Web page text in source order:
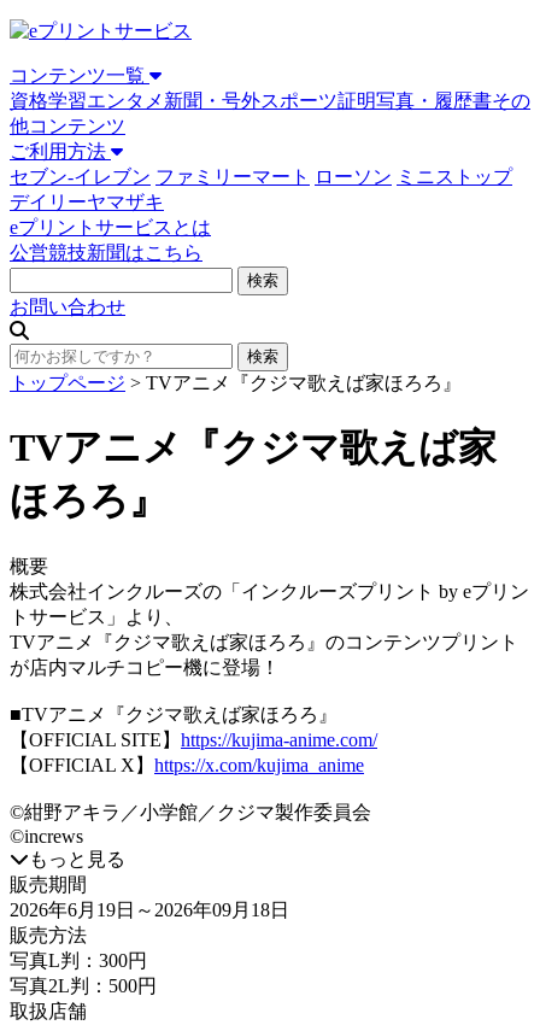
コンテンツ一覧
資格学習エンタメ 新聞・号外スポーツ証明写真・履歴書その
他コンテンツ
ご利用方法
セブン-イレブン ファミリーマート ローソン ミニストップ
デイリーヤマザキ
eプリントサービスとは
公営競技新聞はこちら
お問い合わせ
トップページ > TVアニメ『クジマ歌えば家ほろろ』
TVアニメ『クジマ歌えば家
ほろろ』
概要
株式会社インクルーズの「インクルーズプリント by eプリン
トサービス」より、
TVアニメ『クジマ歌えば家ほろろ』のコンテンツプリント
が店内マルチコピー機に登場！
■TVアニメ『クジマ歌えば家ほろろ』
【OFFICIAL SITE】 https://kujima-anime.com/
【OFFICIAL X】 https://x.com/kujima_anime
©紺野アキラ／小学館／クジマ製作委員会
©increws
もっと見る
販売期間
2026年6月19日 ～2026年09月18日
販売方法
写真L判：300円
写真2L判：500円
取扱店舗